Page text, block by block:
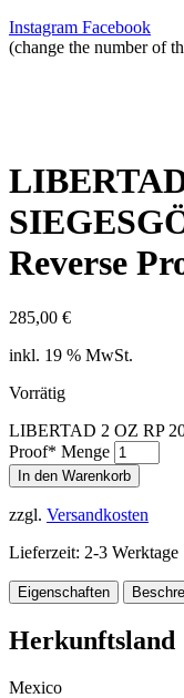
Instagram Facebook
(change the number of
Reverse
285,00 €
inkl. 19 % MwSt.
Vorrätig
LIBERTAD 2 OZ RP
Proof* Menge
In den Warenkorb
zzgl. Versandkosten
Lieferzeit: 2-3 Werktage
Eigenschaften
Herkunftsland
Mexico